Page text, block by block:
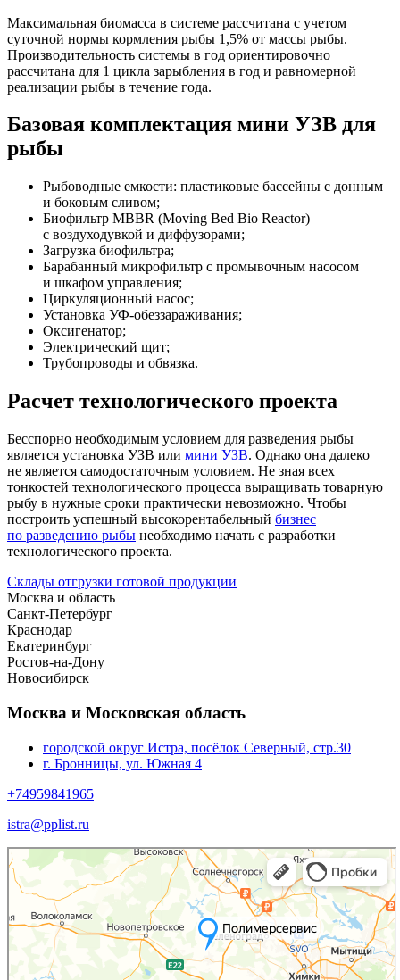
Максимальная биомасса в системе рассчитана с учетом
суточной нормы кормления рыбы 1,5% от массы рыбы.
Производительность системы в год ориентировочно
рассчитана для 1 цикла зарыбления в год и равномерной
реализации рыбы в течение года.
Базовая комплектация мини УЗВ для
рыбы
Рыбоводные емкости: пластиковые бассейны с донным
и боковым сливом;
Биофильтр MBBR (Moving Bed Bio Reactor)
с воздуходувкой и диффузорами;
Загрузка биофильтра;
Барабанный микрофильтр с промывочным насосом
и шкафом управления;
Циркуляционный насос;
Установка УФ-обеззараживания;
Оксигенатор;
Электрический щит;
Трубопроводы и обвязка.
Расчет технологического проекта
Бесспорно необходимым условием для разведения рыбы
является установка УЗВ или мини УЗВ. Однако она далеко
не является самодостаточным условием. Не зная всех
тонкостей технологического процесса выращивать товарную
рыбу в нужные сроки практически невозможно. Чтобы
построить успешный высокорентабельный бизнес
по разведению рыбы необходимо начать с разработки
технологического проекта.
Склады отгрузки готовой продукции
Москва и область
Санкт-Петербург
Краснодар
Екатеринбург
Ростов-на-Дону
Новосибирск
Москва и Московская область
городской округ Истра, посёлок Северный, стр.30
г. Бронницы, ул. Южная 4
+74959841965
istra@pplist.ru